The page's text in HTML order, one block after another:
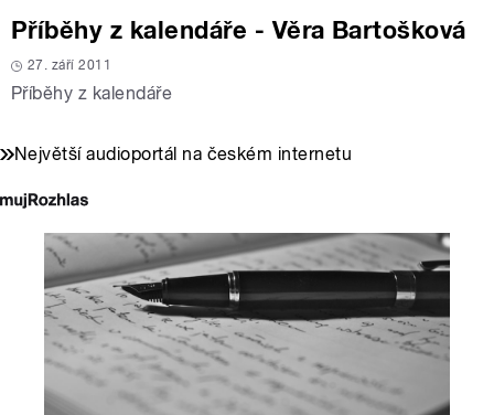
Příběhy z kalendáře - Věra Bartošková
27. září 2011
Příběhy z kalendáře
Největší audioportál na českém internetu